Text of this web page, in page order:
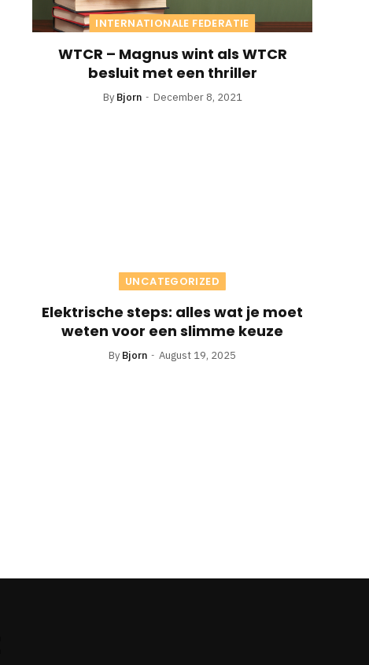
INTERNATIONALE FEDERATIE
WTCR – Magnus wint als WTCR
besluit met een thriller
By Bjorn December 8, 2021
UNCATEGORIZED
Elektrische steps: alles wat je moet
weten voor een slimme keuze
By Bjorn August 19, 2025